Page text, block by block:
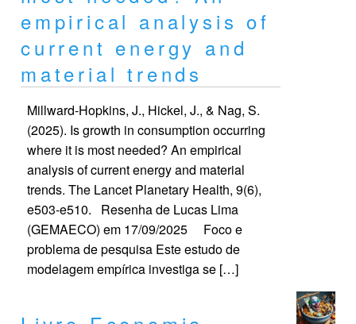
empirical analysis of
current energy and
material trends
Millward-Hopkins, J., Hickel, J., & Nag, S.
(2025). Is growth in consumption occurring
where it is most needed? An empirical
analysis of current energy and material
trends. The Lancet Planetary Health, 9(6),
e503-e510. Resenha de Lucas Lima
(GEMAECO) em 17/09/2025 Foco e
problema de pesquisa Este estudo de
modelagem empírica investiga se […]